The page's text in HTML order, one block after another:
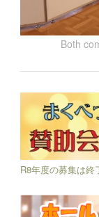
Both
R8年度の募集は終